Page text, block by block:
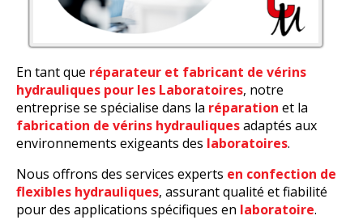
En tant que réparateur et fabricant de vérins
hydrauliques pour les Laboratoires, notre
entreprise se spécialise dans la réparation et la
fabrication de vérins hydrauliquesadaptés aux
environnements exigeants des laboratoires.
Nous offrons des services experts en confection de
flexibles hydrauliques, assurant qualité et fiabilité
pour des applications spécifiques en laboratoire.